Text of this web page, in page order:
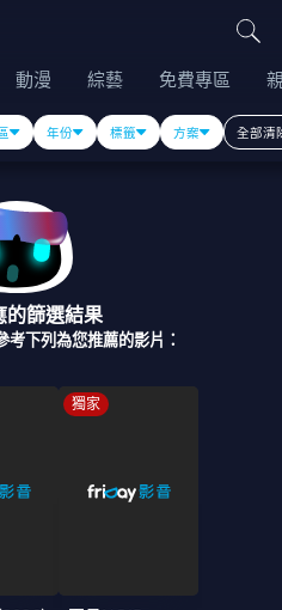
動漫 綜藝 免費專區
年份 標籤 方案 全部清
的篩選結果
下列為您推薦的影片：
獨家